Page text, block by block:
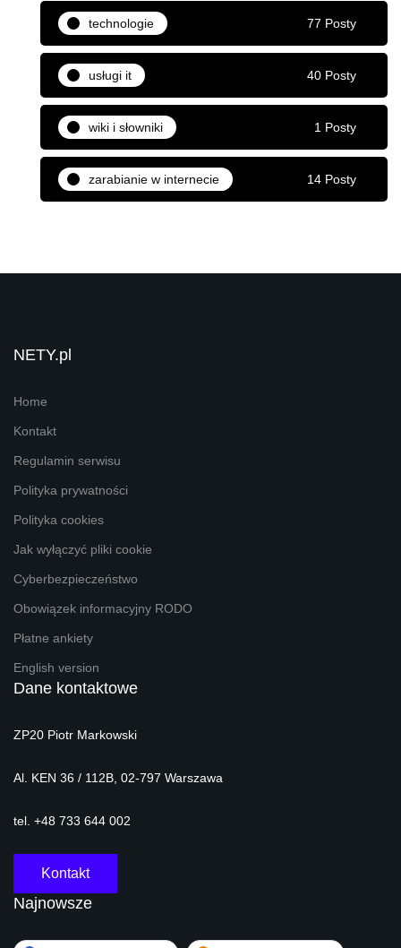
technologie 77 Posty
usługi it 40 Posty
wiki i słowniki 1 Posty
zarabianie w internecie 14 Posty
NETY.pl
Home
Kontakt
Regulamin serwisu
Polityka prywatności
Polityka cookies
Jak wyłączyć pliki cookie
Cyberbezpieczeństwo
Obowiązek informacyjny RODO
Płatne ankiety
English version
Dane kontaktowe
ZP20 Piotr Markowski
Al. KEN 36 / 112B, 02-797 Warszawa
tel. +48 733 644 002
Kontakt
Najnowsze